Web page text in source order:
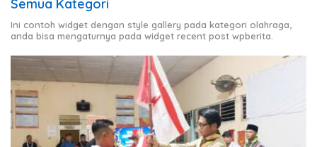
Semua Kategori
Ini contoh widget dengan style gallery pada kategori olahraga,
anda bisa mengaturnya pada widget recent post wpberita.